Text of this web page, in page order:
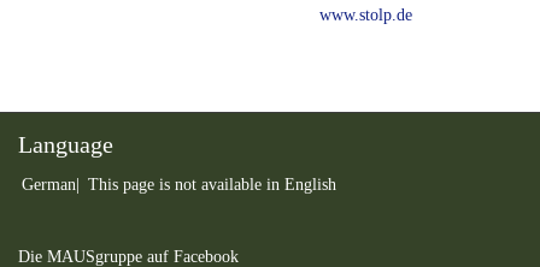
www.stolp.de
Language
German This page is not available in English
Die MAUSgruppe auf Facebook